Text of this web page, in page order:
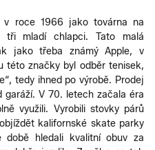
v roce 1966 jako továrna na
tři mladí chlapci. Tato malá
jako třeba známý Apple, v
této značky byl odběr tenisek,
tedy ihned po výrobě. Prodej
garáží. V 70. letech začala éra
využili. Vyrobili stovky párů
kalifornské skate parky
době hledali kvalitní obuv za